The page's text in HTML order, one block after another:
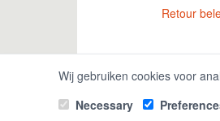
Retour
Wij gebruiken cookies voor
Necessary